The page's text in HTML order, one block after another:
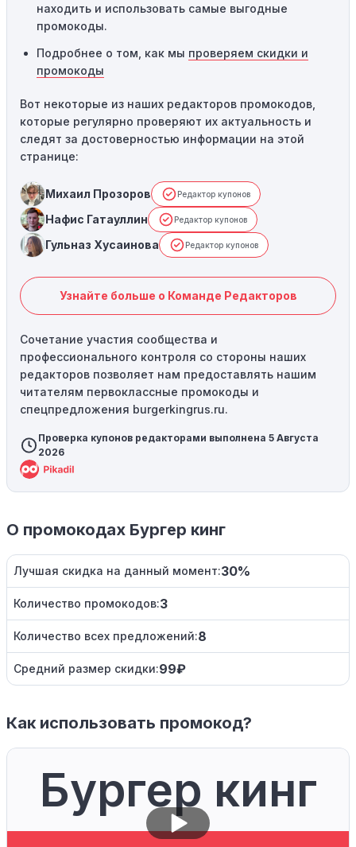
находить и использовать самые выгодные
промокоды.
Подробнее о том, как мы проверяем скидки и
промокоды
Вот некоторые из наших редакторов промокодов,
которые регулярно проверяют их актуальность и
следят за достоверностью информации на этой
странице:
Михаил Прозоров Редактор купонов
Нафис Гатауллин Редактор купонов
Гульназ Хусаинова Редактор купонов
Узнайте больше о Команде Редакторов
Сочетание участия сообщества и
профессионального контроля со стороны наших
редакторов позволяет нам предоставлять нашим
читателям первоклассные промокоды и
спецпредложения burgerkingrus.ru.
Проверка купонов редакторами выполнена 5 Августа
2026
О промокодах Бургер кинг
Лучшая скидка на данный момент:30%
Количество промокодов:3
Количество всех предложений:8
Средний размер скидки:99₽
Как использовать промокод?
Бургер кинг